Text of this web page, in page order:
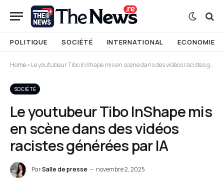
POLITIQUE SOCIÉTÉ INTERNATIONAL ECONOMIE
Home»Le youtubeur Tibo InShape mis en scène dans des vidéos racistes générées par IA
SOCIÉTÉ
Le youtubeur Tibo InShape mis
en scène dans des vidéos
racistes générées par IA
ParSalle de presse
novembre 2, 2025